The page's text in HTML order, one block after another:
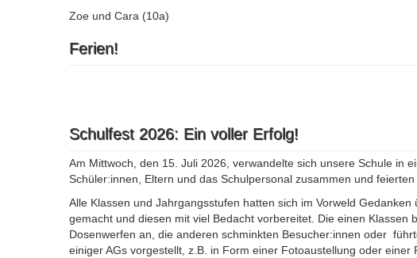
Zoe und Cara (10a)
Ferien!
Schulfest 2026: Ein voller Erfolg!
Am Mittwoch, den 15. Juli 2026, verwandelte sich unsere Schule in
Schüler:innen, Eltern und das Schulpersonal zusammen und
Alle Klassen und Jahrgangsstufen hatten sich im Vorweld
gemacht und diesen mit viel Bedacht vorbereitet. Die einen Klassen
Dosenwerfen an, die anderen schminkten Besucher:innen oder
einiger AGs vorgestellt, z.B. in Form einer Fotoaustellung oder